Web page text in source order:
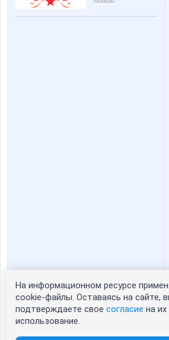
Статистика портрета:
сейчас просматривают портрет - 0
зарегистрированные пользователи
На информационном ресурсе
cookie-файлы. Оставаясь на сайте,
подтверждаете свое согласие на их
использование.